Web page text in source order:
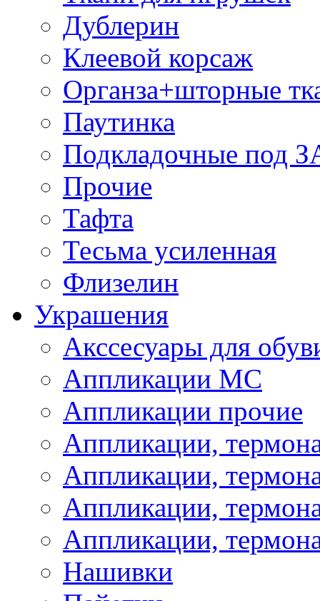
Дублерин
Клеевой корсаж
Органза+шторные
Паутинка
Подкладочные под
Прочие
Тафта
Тесьма усиленная
Флизелин
Украшения
Акссесуары для
Аппликации МС
Аппликации прочие
Аппликации,
Аппликации,
Аппликации,
Аппликации,
Нашивки